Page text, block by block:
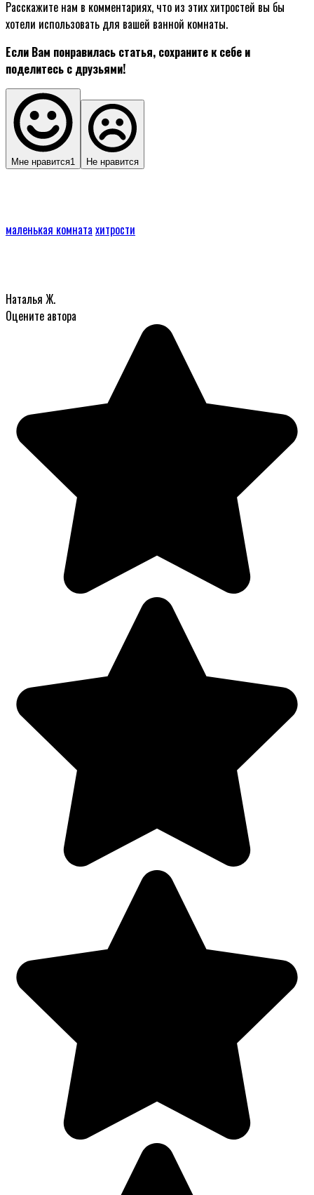
Расскажите нам в комментариях, что из этих хитростей вы бы
хотели использовать для вашей ванной комнаты.
Если Вам понравилась статья, сохраните к себе и
поделитесь с друзьями!
Мне нравится1 Не нравится
маленькая комната хитрости
Наталья Ж.
Оцените автора